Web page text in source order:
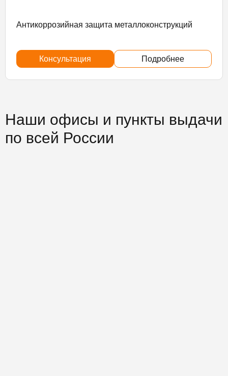
Антикоррозийная защита металлоконструкций
Консультация Подробнее
Наши офисы и пункты выдачи
по всей России